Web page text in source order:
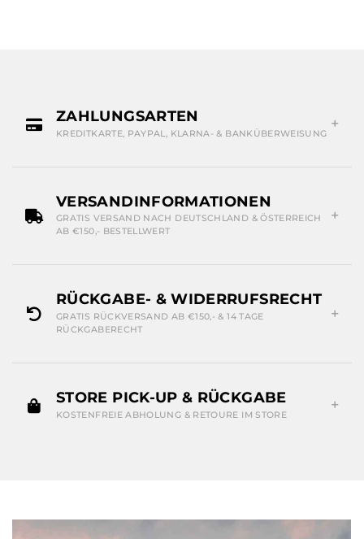
ZAHLUNGSARTEN
KREDITKARTE, PAYPAL, KLARNA- & BANKÜBERWEISUNG
VERSANDINFORMATIONEN
GRATIS VERSAND NACH DEUTSCHLAND & ÖSTERREICH
AB €150,- BESTELLWERT
RÜCKGABE- & WIDERRUFSRECHT
GRATIS RÜCKVERSAND AB €150,- & 14 TAGE
RÜCKGABERECHT
STORE PICK-UP & RÜCKGABE
KOSTENFREIE ABHOLUNG & RETOURE IM STORE